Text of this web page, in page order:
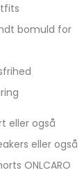
bomuld for
eller også
eller også
ONLCARO